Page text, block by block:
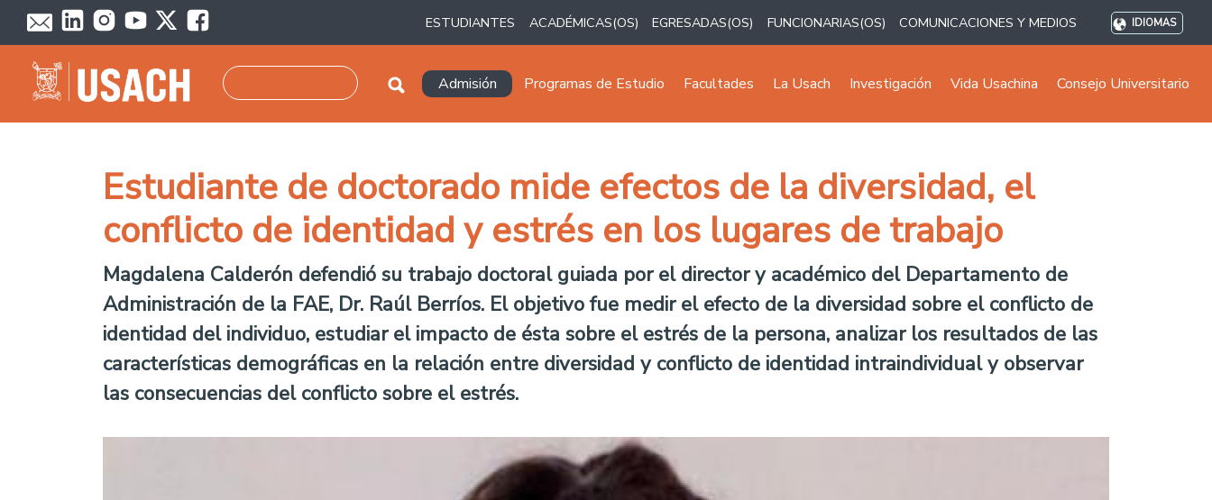
Pasar al contenido principal
ESTUDIANTES ACADÉMICAS(OS) EGRESADAS(OS) FUNCIONARIAS(OS) COMUNICACIONES Y MEDIOS IDIOMAS
Navegación principal
Admisión Programas de Estudio Facultades La Usach Investigación Vida Usachina Consejo Universitario
Estudiante de doctorado mide efectos de la diversidad, el
conflicto de identidad y estrés en los lugares de trabajo
Magdalena Calderón defendió su trabajo doctoral guiada por el director y académico del Departamento de
Administración de la FAE, Dr. Raúl Berríos. El objetivo fue medir el efecto de la diversidad sobre el conflicto de
identidad del individuo, estudiar el impacto de ésta sobre el estrés de la persona, analizar los resultados de las
características demográficas en la relación entre diversidad y conflicto de identidad intraindividual y observar
las consecuencias del conflicto sobre el estrés.